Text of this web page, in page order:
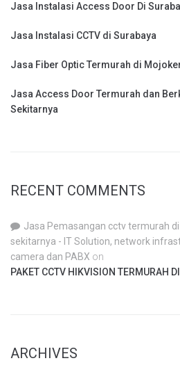
Jasa Instalasi Access Door Di
Jasa Instalasi CCTV di Surabaya
Jasa Fiber Optic Termurah di
Jasa Access Door Termurah dan
Sekitarnya
RECENT COMMENTS
Jasa Pemasangan cctv termurah
sekitarnya - IT Solution, network
camera dan PABX on
PAKET CCTV HIKVISION TERMURAH
ARCHIVES